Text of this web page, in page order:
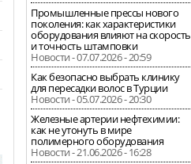
Промышленные прессы нового
поколения: как характеристики
оборудования влияют на скорость
и точность штамповки
Новости - 07.07.2026 - 20:59
Как безопасно выбрать клинику
для пересадки волос в Турции
Новости - 05.07.2026 - 20:30
Железные артерии нефтехимии:
как не утонуть в мире
полимерного оборудования
Новости - 21.06.2026 - 16:28